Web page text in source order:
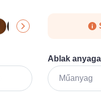
Ablak anyaga
Műanyag